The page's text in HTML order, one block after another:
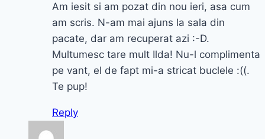
Am iesit si am pozat din nou ieri, asa cum
am scris. N-am mai ajuns la sala din
pacate, dar am recuperat azi :-D.
Multumesc tare mult Ilda! Nu-l complimenta
pe vant, el de fapt mi-a stricat buclele :((.
Te pup!
Reply